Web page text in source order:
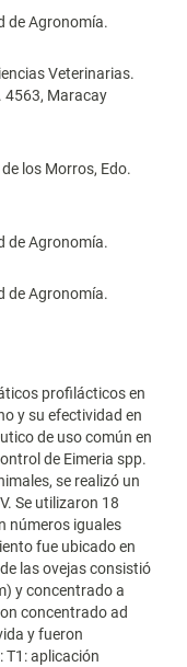
de Agronomía.
Veterinarias.
4563, Maracay
los Morros, Edo.
de Agronomía.
de Agronomía.
profilácticos en
y su efectividad en
de uso común en
de Eimeria spp.
se realizó un
Se utilizaron 18
números iguales
fue ubicado en
las ovejas consistió
y concentrado a
concentrado ad
y fueron
aplicación